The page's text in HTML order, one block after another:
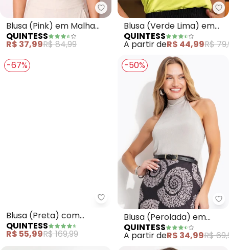
Quintess - Blusa (Pink) em
Blusa (Pink) em Malha
Jacquard
QUINTESS
R$ 37,99R$ 84,99
Blusa (Verde Lima) em
Malha de Viscose
QUINTESS
A partir deR$ 44,99R$
-67%
Quintess - Blusa (Preta) com
Blusa (Preta) com
Corrente no Decote
QUINTESS
R$ 55,99R$ 169,99
-50%
Blusa (Perolada) em
Malha Slink
QUINTESS
A partir deR$ 34,99R$